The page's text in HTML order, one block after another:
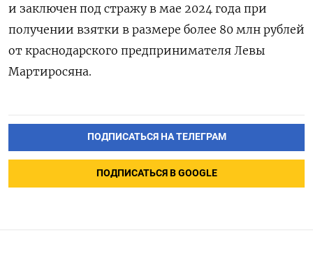
и заключен под стражу в мае 2024 года при
получении взятки в размере более 80 млн рублей
от краснодарского предпринимателя Левы
Мартиросяна.
ПОДПИСАТЬСЯ НА ТЕЛЕГРАМ
ПОДПИСАТЬСЯ В GOOGLE